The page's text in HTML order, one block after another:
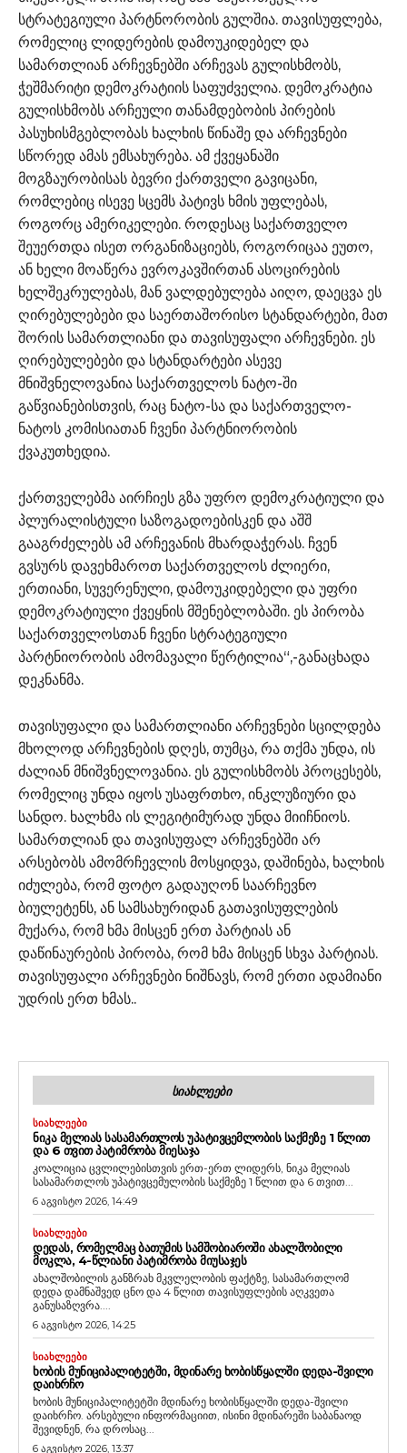
სტრატეგიული პარტნორობის გულშია. თავისუფლება,
რომელიც ლიდერების დამოუკიდებელ და
სამართლიან არჩევნებში არჩევას გულისხმობს,
ჭეშმარიტი დემოკრატიის საფუძველია. დემოკრატია
გულისხმობს არჩეული თანამდებობის პირების
პასუხისმგებლობას ხალხის წინაშე და არჩევნები
სწორედ ამას ემსახურება. ამ ქვეყანაში
მოგზაურობისას ბევრი ქართველი გავიცანი,
რომლებიც ისევე სცემს პატივს ხმის უფლებას,
როგორც ამერიკელები. როდესაც საქართველო
შეუერთდა ისეთ ორგანიზაციებს, როგორიცაა ეუთო,
ან ხელი მოაწერა ევროკავშირთან ასოცირების
ხელშეკრულებას, მან ვალდებულება აიღო, დაეცვა ეს
ღირებულებები და საერთაშორისო სტანდარტები, მათ
შორის სამართლიანი და თავისუფალი არჩევნები. ეს
ღირებულებები და სტანდარტები ასევე
მნიშვნელოვანია საქართველოს ნატო-ში
გაწვიანებისთვის, რაც ნატო-სა და საქართველო-
ნატოს კომისიათან ჩვენი პარტნიორობის
ქვაკუთხედია.
ქართველებმა აირჩიეს გზა უფრო დემოკრატიული და
პლურალისტული საზოგადოებისკენ და აშშ
გააგრძელებს ამ არჩევანის მხარდაჭერას. ჩვენ
გვსურს დავეხმაროთ საქართველოს ძლიერი,
ერთიანი, სუვერენული, დამოუკიდებელი და უფრი
დემოკრატიული ქვეყნის მშენებლობაში. ეს პირობა
საქართველოსთან ჩვენი სტრატეგიული
პარტნიორობის ამომავალი წერტილია“,-განაცხადა
დეკნანმა.
თავისუფალი და სამართლიანი არჩევნები სცილდება
მხოლოდ არჩევნების დღეს, თუმცა, რა თქმა უნდა, ის
ძალიან მნიშვნელოვანია. ეს გულისხმობს პროცესებს,
რომელიც უნდა იყოს უსაფრთხო, ინკლუზიური და
სანდო. ხალხმა ის ლეგიტიმურად უნდა მიიჩნიოს.
სამართლიან და თავისუფალ არჩევნებში არ
არსებობს ამომრჩევლის მოსყიდვა, დაშინება, ხალხის
იძულება, რომ ფოტო გადაუღონ საარჩევნო
ბიულეტენს, ან სამსახურიდან გათავისუფლების
მუქარა, რომ ხმა მისცენ ერთ პარტიას ან
დაწინაურების პირობა, რომ ხმა მისცენ სხვა პარტიას.
თავისუფალი არჩევნები ნიშნავს, რომ ერთი ადამიანი
უდრის ერთ ხმას..
ᲡᲘᲐᲮᲚᲔᲔᲑᲘ
ᲡᲘᲐᲮᲚᲔᲔᲑᲘ
ᲜᲘᲙᲐ ᲛᲔᲚᲘᲐᲡ ᲡᲐᲡᲐᲛᲐᲠᲗᲚᲝᲡ ᲣᲞᲐᲢᲘᲕᲪᲔᲛᲚᲝᲑᲘᲡ ᲡᲐᲥᲛᲔᲖᲔ 1 ᲬᲚᲘᲗ
ᲓᲐ 6 ᲗᲕᲘᲗ ᲞᲐᲢᲘᲛᲠᲝᲑᲐ ᲛᲘᲔᲡᲐᲯᲐ
კოალიცია ცვლილებისთვის ერთ-ერთ ლიდერს, ნიკა მელიას
სასამართლოს უპატივცემულობის საქმეზე 1 წლით და 6 თვით...
6 აგვისტო 2026, 14:49
ᲡᲘᲐᲮᲚᲔᲔᲑᲘ
ᲓᲔᲓᲐᲡ, ᲠᲝᲛᲔᲚᲛᲐᲪ ᲑᲐᲗᲣᲛᲘᲡ ᲡᲐᲛᲨᲝᲑᲘᲐᲠᲝᲨᲘ ᲐᲮᲐᲚᲨᲝᲑᲘᲚᲘ
ᲛᲝᲙᲚᲐ, 4-ᲬᲚᲘᲐᲜᲘ ᲞᲐᲢᲘᲛᲠᲝᲑᲐ ᲛᲘᲣᲡᲐᲯᲔᲡ
ახალშობილის განზრახ მკვლელობის ფაქტზე, სასამართლომ
დედა დამნაშვედ ცნო და 4 წლით თავისუფლების აღკვეთა
განუსაზღვრა....
6 აგვისტო 2026, 14:25
ᲡᲘᲐᲮᲚᲔᲔᲑᲘ
ᲮᲝᲑᲘᲡ ᲛᲣᲜᲘᲪᲘᲞᲐᲚᲘᲢᲔᲢᲨᲘ, ᲛᲓᲘᲜᲐᲠᲔ ᲮᲝᲑᲘᲡᲬᲧᲐᲚᲨᲘ ᲓᲔᲓᲐ-ᲨᲕᲘᲚᲘ
ᲓᲐᲘᲮᲠᲩᲝ
ხობის მუნიციპალიტეტში მდინარე ხობისწყალში დედა-შვილი
დაიხრჩო. არსებული ინფორმაციით, ისინი მდინარეში საბანაოდ
შევიდნენ, რა დროსაც...
6 აგვისტო 2026, 13:37